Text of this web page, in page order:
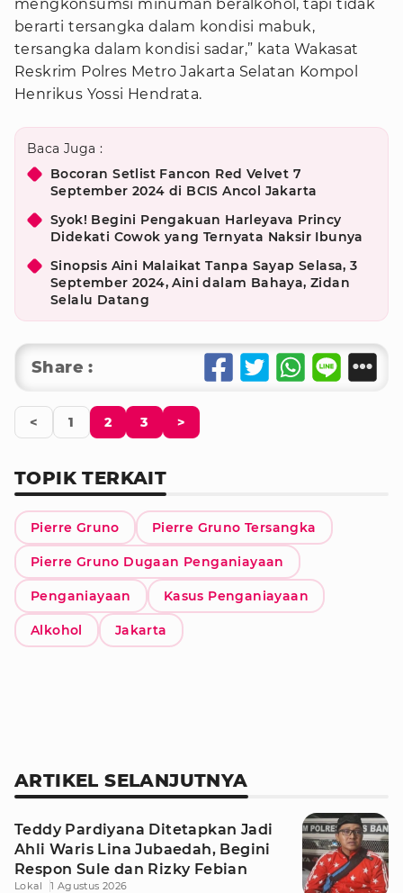
mengkonsumsi minuman beralkohol, tapi tidak
berarti tersangka dalam kondisi mabuk,
tersangka dalam kondisi sadar,” kata Wakasat
Reskrim Polres Metro Jakarta Selatan Kompol
Henrikus Yossi Hendrata.
Baca Juga :
Bocoran Setlist Fancon Red Velvet 7
September 2024 di BCIS Ancol Jakarta
Syok! Begini Pengakuan Harleyava Princy
Didekati Cowok yang Ternyata Naksir Ibunya
Sinopsis Aini Malaikat Tanpa Sayap Selasa, 3
September 2024, Aini dalam Bahaya, Zidan
Selalu Datang
Share :
< 1 2 3 >
TOPIK TERKAIT
Pierre Gruno Pierre Gruno Tersangka
Pierre Gruno Dugaan Penganiayaan
Penganiayaan Kasus Penganiayaan
Alkohol Jakarta
ARTIKEL SELANJUTNYA
Teddy Pardiyana Ditetapkan Jadi
Ahli Waris Lina Jubaedah, Begini
Respon Sule dan Rizky Febian
Lokal 1 Agustus 2026